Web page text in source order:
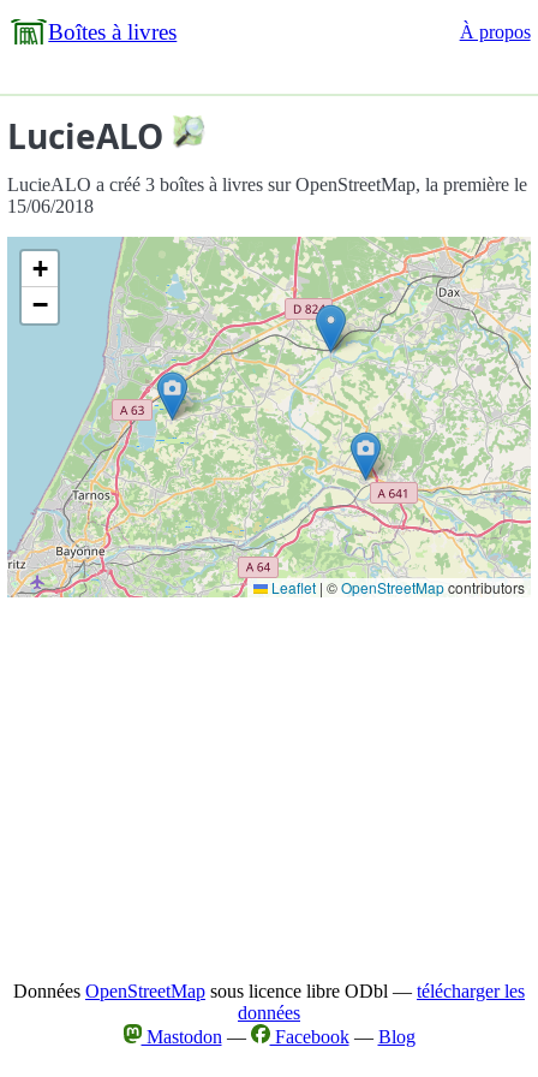
Boîtes à livres À propos
LucieALO
LucieALO a créé 3 boîtes à livres sur OpenStreetMap, la première le
15/06/2018
+
−
Leaflet | ©OpenStreetMapcontributors
Données OpenStreetMap sous licence libre ODbl — télécharger les
données
Mastodon — Facebook— Blog